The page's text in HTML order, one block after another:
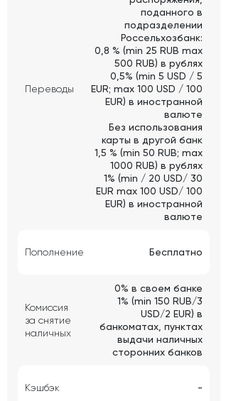
Переводы
поданного в
подразделении
Россельхозбанк:
0,8 % (min 25 RUB max
500 RUB) в рублях
0,5% (min 5 USD / 5
EUR; max 100 USD / 100
EUR) в иностранной
валюте
Без использования
карты в другой банк
1,5 % (min 50 RUB; max
1000 RUB) в рублях
1% (min / 20 USD/ 30
EUR max 100 USD/ 100
EUR) в иностранной
валюте
Пополнение Бесплатно
Комиссия
за снятие
наличных
0% в своем банке
1% (min 150 RUB/3
USD/2 EUR) в
банкоматах, пунктах
выдачи наличных
сторонних банков
Кэшбэк -